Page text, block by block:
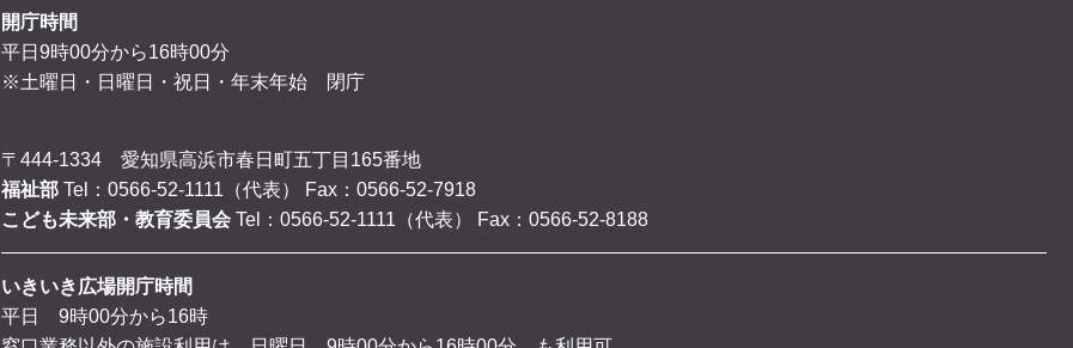
開庁時間
平日9時00分から16時00分
※土曜日・日曜日・祝日・年末年始 閉庁
〒444-1334 愛知県高浜市春日町五丁目165番地
福祉部 Tel：0566-52-1111（代表）
Fax：0566-52-7918
こども未来部・教育委員会 Tel：0566-52-1111（代表） Fax：0566-52-8188
いきいき広場開庁時間
平日 9時00分から16時